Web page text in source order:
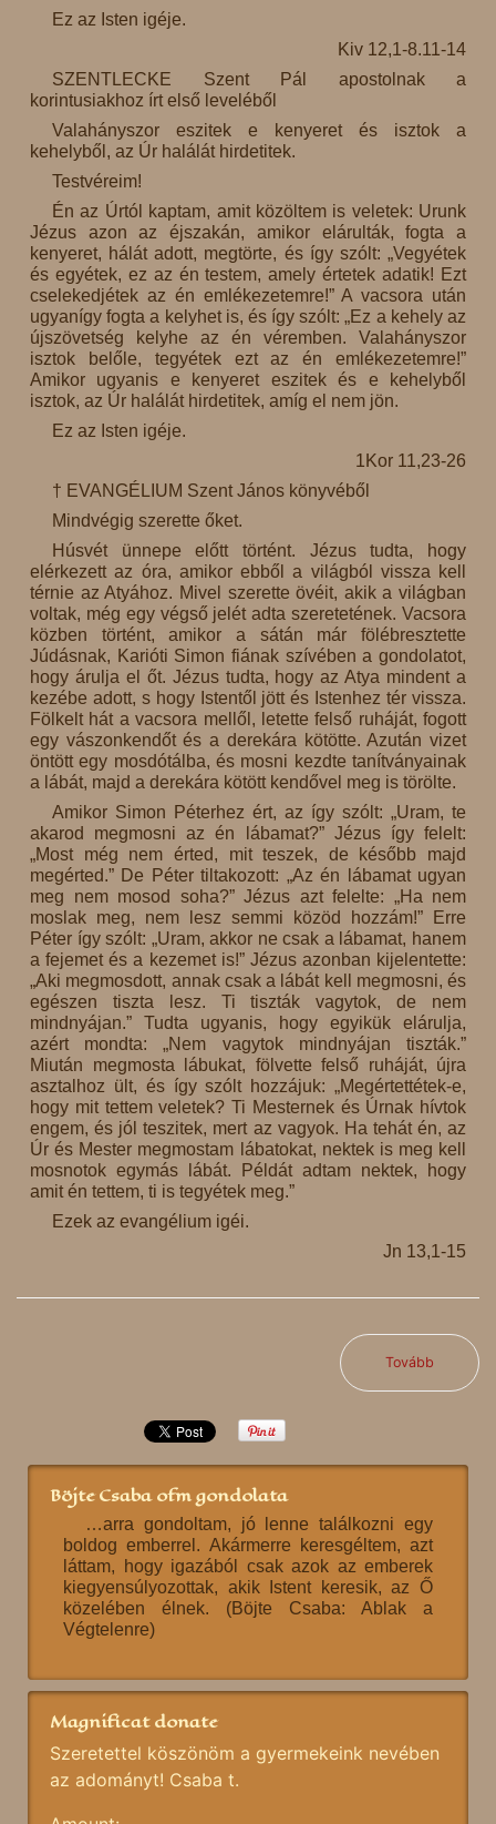
Ez az Isten igéje.
Kiv 12,1-8.11-14
SZENTLECKE Szent Pál apostolnak a
korintusiakhoz írt első leveléből
Valahányszor eszitek e kenyeret és isztok a
kehelyből, az Úr halálát hirdetitek.
Testvéreim!
Én az Úrtól kaptam, amit közöltem is veletek: Urunk
Jézus azon az éjszakán, amikor elárulták, fogta a
kenyeret, hálát adott, megtörte, és így szólt: „Vegyétek
és egyétek, ez az én testem, amely értetek adatik! Ezt
cselekedjétek az én emlékezetemre!” A vacsora után
ugyanígy fogta a kelyhet is, és így szólt: „Ez a kehely az
újszövetség kelyhe az én véremben. Valahányszor
isztok belőle, tegyétek ezt az én emlékezetemre!”
Amikor ugyanis e kenyeret eszitek és e kehelyből
isztok, az Úr halálát hirdetitek, amíg el nem jön.
Ez az Isten igéje.
1Kor 11,23-26
† EVANGÉLIUM Szent János könyvéből
Mindvégig szerette őket.
Húsvét ünnepe előtt történt. Jézus tudta, hogy
elérkezett az óra, amikor ebből a világból vissza kell
térnie az Atyához. Mivel szerette övéit, akik a világban
voltak, még egy végső jelét adta szeretetének. Vacsora
közben történt, amikor a sátán már fölébresztette
Júdásnak, Karióti Simon fiának szívében a gondolatot,
hogy árulja el őt. Jézus tudta, hogy az Atya mindent a
kezébe adott, s hogy Istentől jött és Istenhez tér vissza.
Fölkelt hát a vacsora mellől, letette felső ruháját, fogott
egy vászonkendőt és a derekára kötötte. Azután vizet
öntött egy mosdótálba, és mosni kezdte tanítványainak
a lábát, majd a derekára kötött kendővel meg is törölte.
Amikor Simon Péterhez ért, az így szólt: „Uram, te
akarod megmosni az én lábamat?” Jézus így felelt:
„Most még nem érted, mit teszek, de később majd
megérted.” De Péter tiltakozott: „Az én lábamat ugyan
meg nem mosod soha?” Jézus azt felelte: „Ha nem
moslak meg, nem lesz semmi közöd hozzám!” Erre
Péter így szólt: „Uram, akkor ne csak a lábamat, hanem
a fejemet és a kezemet is!” Jézus azonban kijelentette:
„Aki megmosdott, annak csak a lábát kell megmosni, és
egészen tiszta lesz. Ti tiszták vagytok, de nem
mindnyájan.” Tudta ugyanis, hogy egyikük elárulja,
azért mondta: „Nem vagytok mindnyájan tiszták.”
Miután megmosta lábukat, fölvette felső ruháját, újra
asztalhoz ült, és így szólt hozzájuk: „Megértettétek-e,
hogy mit tettem veletek? Ti Mesternek és Úrnak hívtok
engem, és jól teszitek, mert az vagyok. Ha tehát én, az
Úr és Mester megmostam lábatokat, nektek is meg kell
mosnotok egymás lábát. Példát adtam nektek, hogy
amit én tettem, ti is tegyétek meg.”
Ezek az evangélium igéi.
Jn 13,1-15
Tovább
Böjte Csaba ofm gondolata
…arra gondoltam, jó lenne találkozni egy
boldog emberrel. Akármerre keresgéltem, azt
láttam, hogy igazából csak azok az emberek
kiegyensúlyozottak, akik Istent keresik, az Ő
közelében élnek. (Böjte Csaba: Ablak a
Végtelenre)
Magnificat donate
Szeretettel köszönöm a gyermekeink nevében
az adományt! Csaba t.